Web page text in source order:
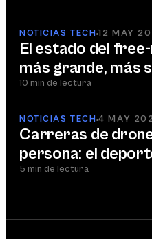
NOTICIAS TECH 12 MAY
El estado del
más grande, más
10 min de lectura
NOTICIAS TECH 4 MAY
Carreras de
persona: el
5 min de lectura